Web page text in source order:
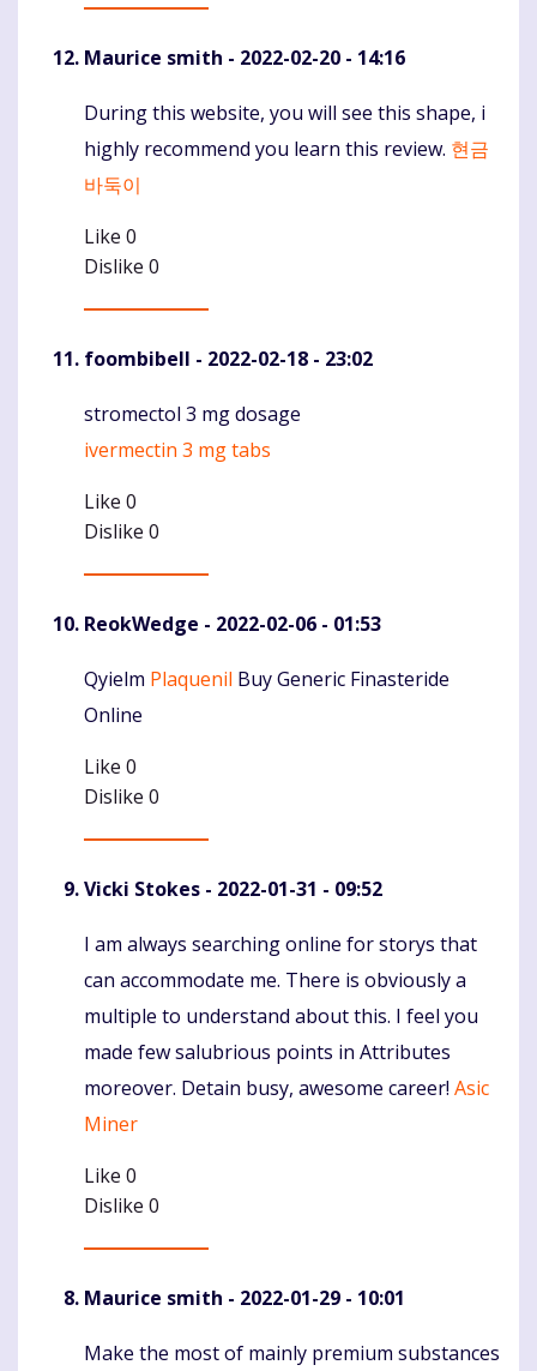
Maurice smith - 2022-02-20 - 14:16
Komentaras
During this website, you will see this shape, i
highly recommend you learn this review. 현금
바둑이
Like 0
Dislike 0
foombibell - 2022-02-18 - 23:02
Komentaras
stromectol 3 mg dosage
ivermectin 3 mg tabs
Like 0
Dislike 0
ReokWedge - 2022-02-06 - 01:53
Komentaras
Qyielm Plaquenil Buy Generic Finasteride
Online
Like 0
Dislike 0
Vicki Stokes - 2022-01-31 - 09:52
Komentaras
I am always searching online for storys that
can accommodate me. There is obviously a
multiple to understand about this. I feel you
made few salubrious points in Attributes
moreover. Detain busy, awesome career! Asic
Miner
Like 0
Dislike 0
Maurice smith - 2022-01-29 - 10:01
Komentaras
Make the most of mainly premium substances